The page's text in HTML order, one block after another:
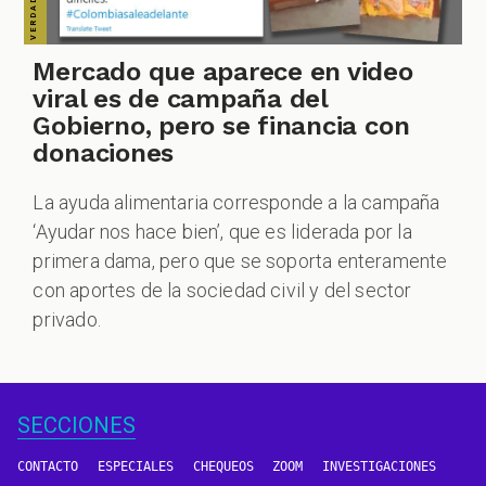
Mercado que aparece en video
viral es de campaña del
Gobierno, pero se financia con
donaciones
La ayuda alimentaria corresponde a la campaña
‘Ayudar nos hace bien’, que es liderada por la
primera dama, pero que se soporta enteramente
con aportes de la sociedad civil y del sector
privado.
SECCIONES
CONTACTO ESPECIALES CHEQUEOS ZOOM INVESTIGACIONES